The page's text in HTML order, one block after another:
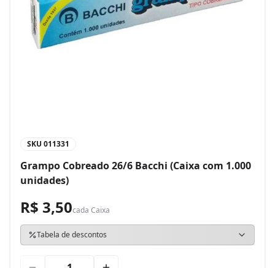
SKU 011331
Grampo Cobreado 26/6 Bacchi (Caixa com 1.000
unidades)
R$ 3,50cada Caixa
Tabela de descontos